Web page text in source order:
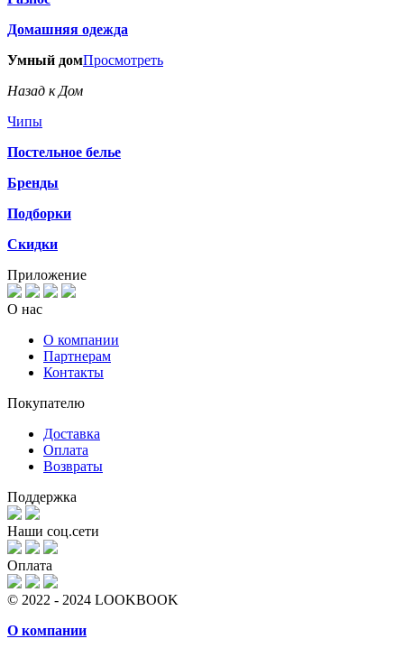
Домашняя одежда
Умный домПросмотреть
Назад к Дом
Чипы
Постельное белье
Бренды
Подборки
Скидки
Приложение
О нас
О компании
Партнерам
Контакты
Покупателю
Доставка
Оплата
Возвраты
Поддержка
Наши соц.сети
Оплата
© 2022 - 2024 LOOKBOOK
О компании